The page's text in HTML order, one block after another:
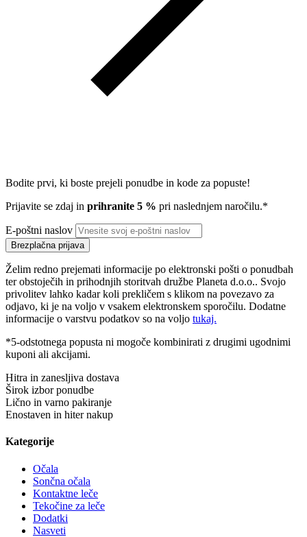
Bodite prvi, ki boste prejeli ponudbe in kode za popuste!
Prijavite se zdaj in prihranite 5 % pri naslednjem naročilu.*
E-poštni naslov
Brezplačna prijava
Želim redno prejemati informacije po elektronski pošti o ponudbah
ter obstoječih in prihodnjih storitvah družbe Planeta d.o.o.. Svojo
privolitev lahko kadar koli prekličem s klikom na povezavo za
odjavo, ki je na voljo v vsakem elektronskem sporočilu. Dodatne
informacije o varstvu podatkov so na voljo tukaj.
*5-odstotnega popusta ni mogoče kombinirati z drugimi ugodnimi
kuponi ali akcijami.
Hitra in zanesljiva dostava
Širok izbor ponudbe
Lično in varno pakiranje
Enostaven in hiter nakup
Kategorije
Očala
Sončna očala
Kontaktne leče
Tekočine za leče
Dodatki
Nasveti